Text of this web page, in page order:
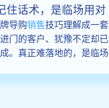
住话术，是临场用对
导购销售技巧理解成一
门的客户、犹豫不定却
。真正难落地的，是临